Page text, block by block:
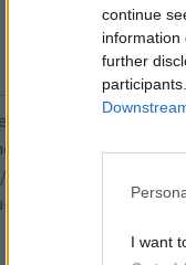
continue
information
further
I want
niet reageert op
codeine of
u weer volledig